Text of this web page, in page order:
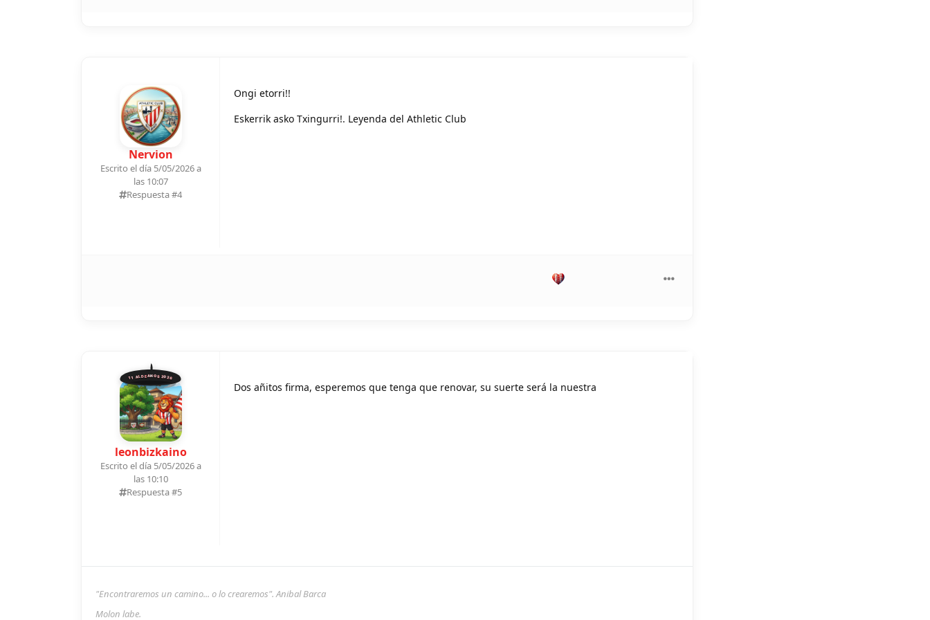
Nervion
Escrito el día 5/05/2026 a
las 10:07
Respuesta #4
Ongi etorri!!
Eskerrik asko Txingurri!. Leyenda del Athletic Club
11 ALDEANOS 2026
leonbizkaino
Escrito el día 5/05/2026 a
las 10:10
Respuesta #5
Dos añitos firma, esperemos que tenga que renovar, su suerte será la nuestra
"Encontraremos un camino... o lo crearemos". Anibal Barca
Molon labe.